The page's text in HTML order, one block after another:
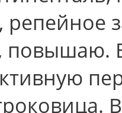
репейное
повышаю.